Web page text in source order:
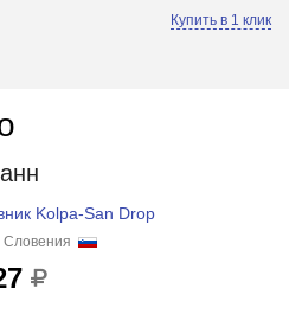
Купить в 1 клик
Kolpa-San Drop
Словения